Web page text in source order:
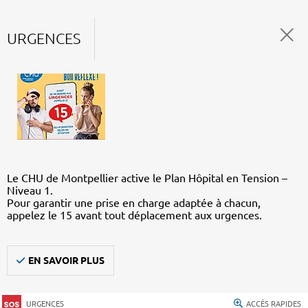
URGENCES
Le CHU de Montpellier active le Plan Hôpital en Tension –
Niveau 1.
Pour garantir une prise en charge adaptée à chacun,
appelez le 15 avant tout déplacement aux urgences.
EN SAVOIR PLUS
URGENCES ACCÈS RAPIDES